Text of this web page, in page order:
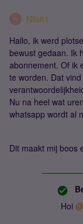
N
Nils81
Hallo, ik werd
bewust gedaan. Ik
abonnement. Of ik
te worden. Dat
Nu na heel wat
whatsapp wordt al
Dit maakt mij boos
Hoi